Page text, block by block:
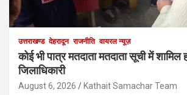
उत्तराखण्ड देहरादून राजनीति वायरल न्यूज़
कोई भी पात्र मतदाता मतदाता सूची में
जिलाधिकारी
August 6, 2026 Kathait Samachar Team